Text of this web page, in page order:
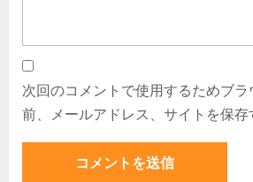
次回のコメントで使用するためブラ
前、メールアドレス、サイトを保存